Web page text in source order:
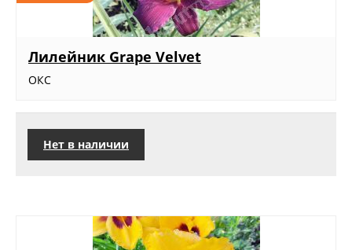
Лилейник Grape Velvet
ОКС
Нет в наличии